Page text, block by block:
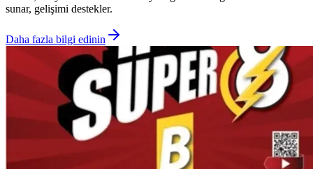
sunar, gelişimi destekler.
Daha fazla bilgi edinin